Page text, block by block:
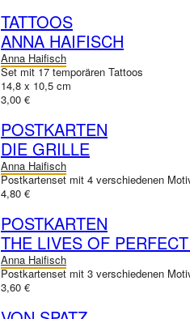
TATTOOS
ANNA HAIFISCH
Anna Haifisch
Set mit 17 temporären Tattoos
14,8 x 10,5 cm
3,00 €
POSTKARTEN
DIE GRILLE
Anna Haifisch
Postkartenset mit 4 verschiedenen
4,80 €
POSTKARTEN
THE LIVES OF
Anna Haifisch
Postkartenset mit 3 verschiedenen
3,60 €